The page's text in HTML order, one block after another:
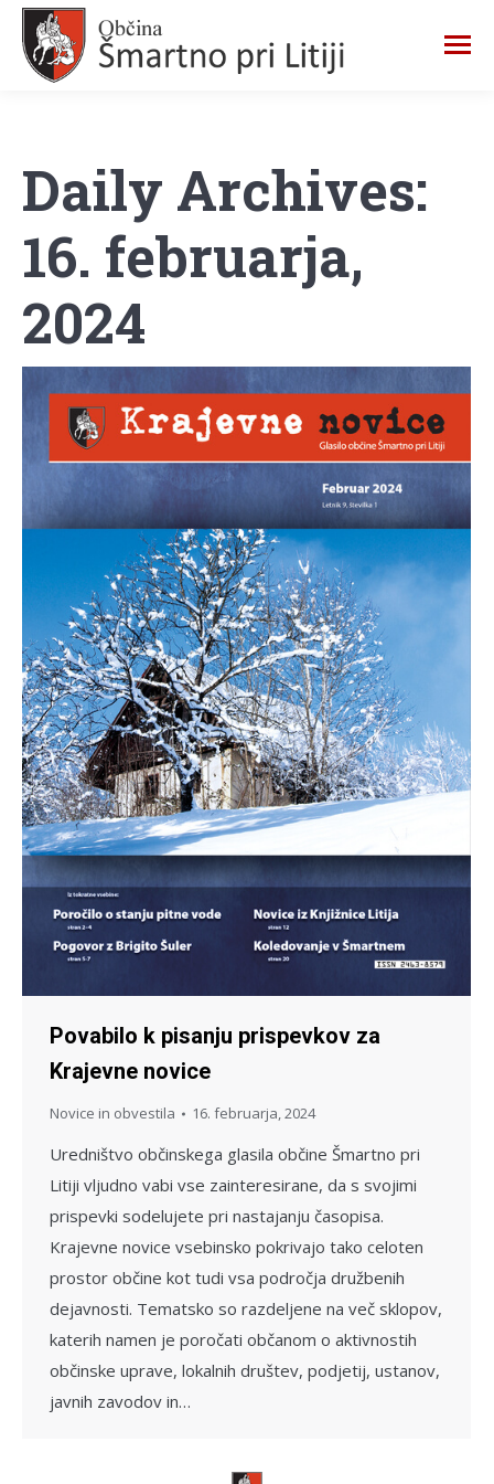
Daily Archives:
16. februarja,
2024
Povabilo k pisanju prispevkov za
Krajevne novice
Novice in obvestila 16. februarja, 2024
Uredništvo občinskega glasila občine Šmartno pri
Litiji vljudno vabi vse zainteresirane, da s svojimi
prispevki sodelujete pri nastajanju časopisa.
Krajevne novice vsebinsko pokrivajo tako celoten
prostor občine kot tudi vsa področja družbenih
dejavnosti. Tematsko so razdeljene na več sklopov,
katerih namen je poročati občanom o aktivnostih
občinske uprave, lokalnih društev, podjetij, ustanov,
javnih zavodov in…